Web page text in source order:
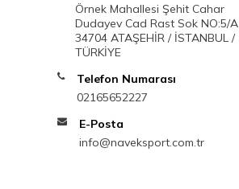
Örnek Mahallesi Şehit Cahar
Dudayev Cad Rast Sok NO:5/A
34704 ATAŞEHİR / İSTANBUL /
TÜRKİYE
Telefon Numarası
02165652227
E-Posta
info@naveksport.com.tr